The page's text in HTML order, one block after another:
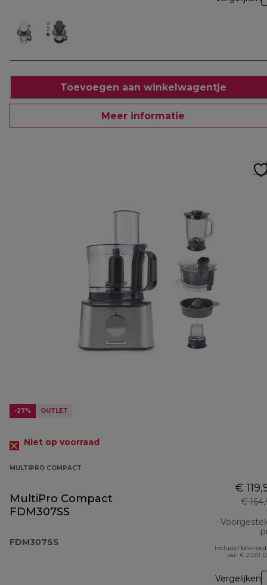
Toevoegen aan winkelwagentje
Meer informatie
-27% OUTLET
Niet op voorraad
MULTIPRO COMPACT
MultiPro Compact
FDM307SS
FDM307SS
€
€
Inclusief btw-
van € 20,81
Vergelijken